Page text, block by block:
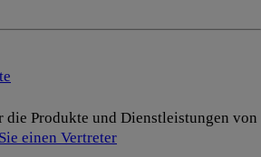
die Produkte und Dienstleistungen von
einen Vertreter